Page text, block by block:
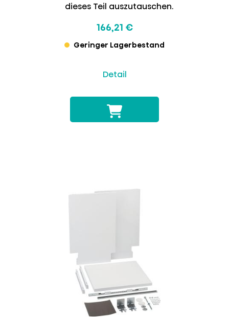
dieses Teil auszutauschen.
166,21 €
Geringer Lagerbestand
Detail